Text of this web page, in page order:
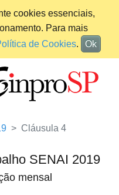
cookies essenciais,
Para mais
de Cookies. Ok
Cláusula 4
SENAI 2019
mensal